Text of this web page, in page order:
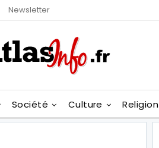
Newsletter
Société Culture Religion